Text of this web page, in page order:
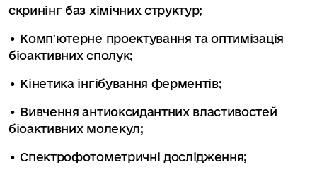
скринінг баз хімічних структур;
• Комп'ютерне проектування та оптимізація
біоактивних сполук;
• Кінетика інгібування ферментів;
• Вивчення антиоксидантних властивостей
біоактивних молекул;
• Спектрофотометричні дослідження;